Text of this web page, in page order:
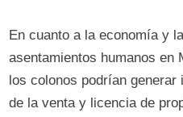
En cuanto a la economía y
asentamientos humanos en
los colonos podrían
de la venta y licencia de